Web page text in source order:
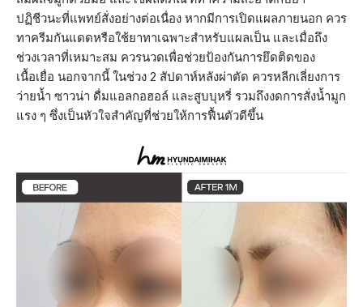
ปฏิชีวนะที่แพทย์สั่งอย่างต่อเนื่อง หากมีการเปิดแผลภายนอก ควร
ทาครีมกันแดดหรือใช้ยาทาเฉพาะสำหรับแผลเป็น และเมื่อถึง
ช่วงเวลาที่เหมาะสม ควรนวดเพื่อช่วยป้องกันการยึดติดของ
เนื้อเยื่อ นอกจากนี้ ในช่วง 2 สัปดาห์หลังผ่าตัด ควรหลีกเลี่ยงการ
ว่ายน้ำ ซาวน่า ดื่มแอลกอฮอล์ และสูบบุหรี่ รวมถึงงดการสั่งน้ำมูก
แรง ๆ ซึ่งเป็นหัวใจสำคัญที่ช่วยให้การฟื้นตัวดีขึ้น